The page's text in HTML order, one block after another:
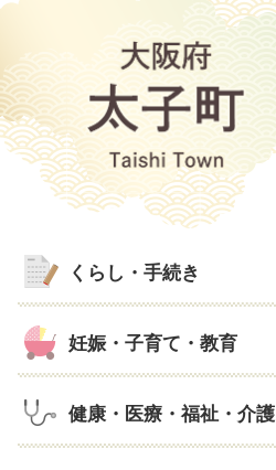
くらし・手続き
妊娠・子育て・教育
健康・医療・福祉・介護